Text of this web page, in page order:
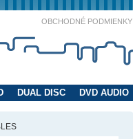
OBCHODNÉ PODMIENKY
DUAL DISC DVD AUDIO